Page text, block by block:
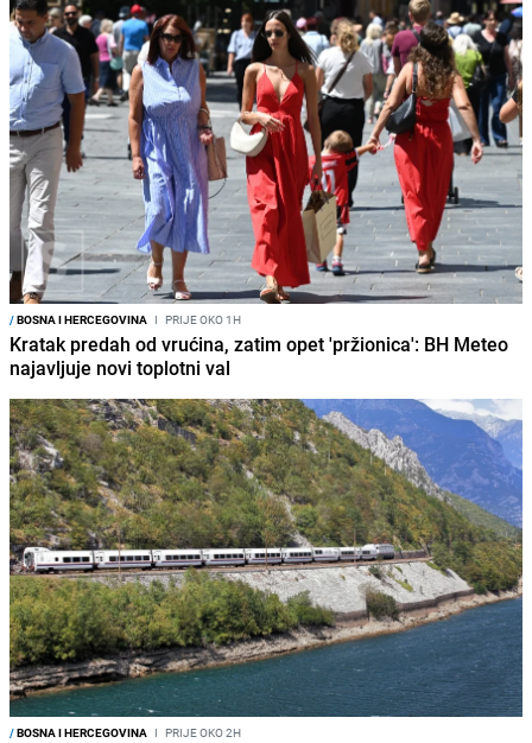
/BOSNA I HERCEGOVINA I PRIJE OKO 1H
Kratak predah od vrućina, zatim opet 'pržionica': BH Meteo
najavljuje novi toplotni val
/BOSNA I HERCEGOVINA I PRIJE OKO 2H